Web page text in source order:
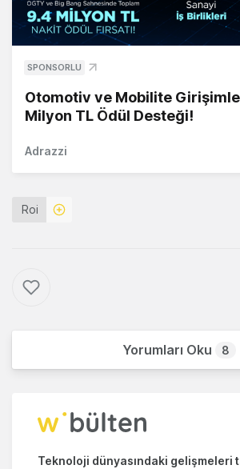
SPONSORLU
Otomotiv ve Mobilite
Milyon TL Ödül Desteği!
Adrazzi
Roi
Yorumları Oku 8
Teknoloji dünyasındaki gelişmeleri